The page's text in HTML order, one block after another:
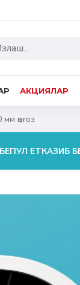
АКЦИЯЛАР
қоғоз
БЕПУЛ ЕТКАЗИБ